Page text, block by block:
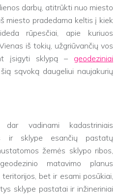
darbų, atitrūkti nuo miesto
miesto pradedama keltis į kiek
rūpesčiai, apie kuriuos
iš tokių, užgriūvančių vos
įsigyti sklypą – geodeziniai
sąvoką daugeliui naujakurių
dar vadinami kadastriniais
ir sklype esančių pastatų
žemės sklypo ribos,
matavimo planus
bet ir esami posūkiai,
sklype pastatai ir inžineriniai